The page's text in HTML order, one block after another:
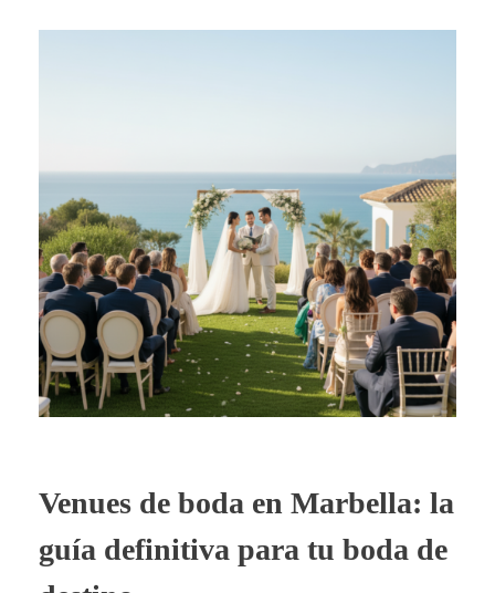
Venues de boda en Marbella: la
guía definitiva para tu boda de